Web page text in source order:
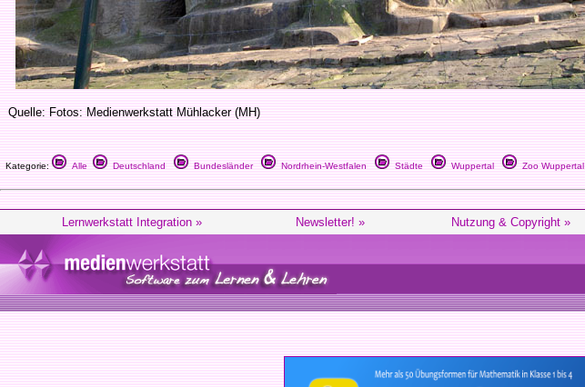
Quelle: Fotos: Medienwerkstatt Mühlacker (MH)
Kategorie: Alle Deutschland Bundesländer Nordrhein-Westfalen Städte Wuppertal Zoo Wuppertal
Lernwerkstatt Integration » Newsletter! » Nutzung & Copyright »